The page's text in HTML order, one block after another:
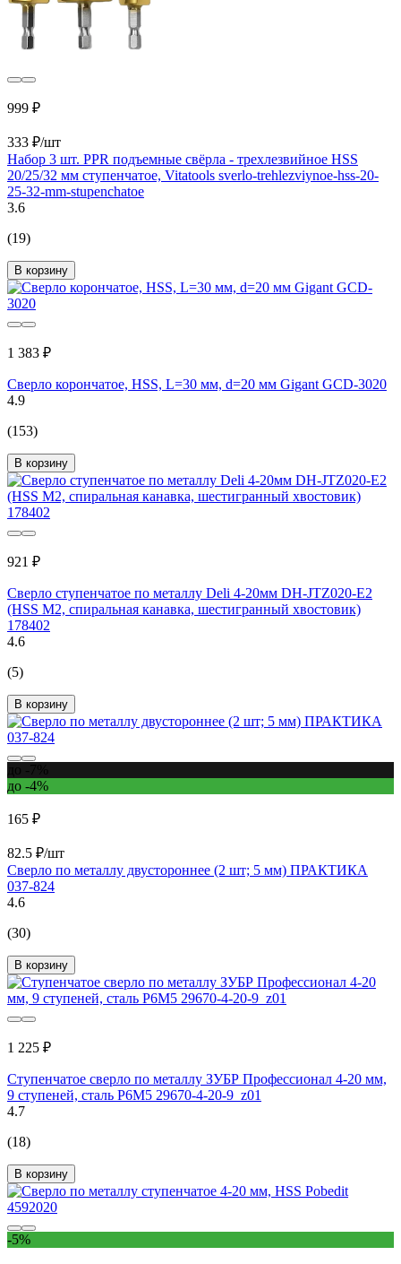
999 ₽
333 ₽/шт
Набор 3 шт. PPR подъемные свёрла - трехлезвийное HSS
20/25/32 мм ступенчатое, Vitatools sverlo-trehlezviynoe-hss-20-
25-32-mm-stupenchatoe
3.6
(19)
В корзину
1 383 ₽
Сверло корончатое, HSS, L=30 мм, d=20 мм Gigant GCD-3020
4.9
(153)
В корзину
921 ₽
Сверло ступенчатое по металлу Deli 4-20мм DH-JTZ020-E2
(HSS M2, спиральная канавка, шестигранный хвостовик)
178402
4.6
(5)
В корзину
до -4%
165 ₽
82.5 ₽/шт
Сверло по металлу двустороннее (2 шт; 5 мм) ПРАКТИКА
037-824
4.6
(30)
В корзину
1 225 ₽
Ступенчатое сверло по металлу ЗУБР Профессионал 4-20 мм,
9 ступеней, сталь Р6М5 29670-4-20-9_z01
4.7
(18)
В корзину
-5%